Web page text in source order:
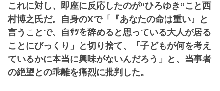
これに対し、即座に反応したのが“ひろゆき”こと西
村博之氏だ。自身のXで「『あなたの命は重い』と
言うことで、自ｻﾂを辞めると思っている大人が居る
ことにびっくり」と切り捨て、「子どもが何を考え
ているかに本当に興味がないんだろう」と、当事者
の絶望との乖離を痛烈に批判した。